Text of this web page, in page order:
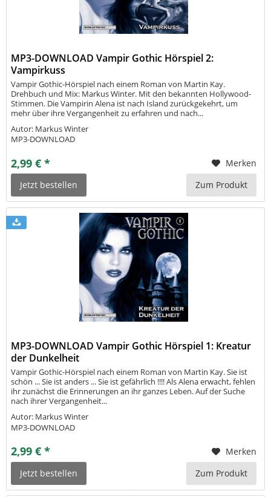
MP3-DOWNLOAD Vampir Gothic Hörspiel 2:
Vampirkuss
Vampir Gothic-Hörspiel nach einem Roman von Martin Kay.
Drehbuch und Mix: Markus Winter. Mit den bekannten Hollywood-
Stimmen. Die Vampirin Alena ist nach Island zurückgekehrt, um
mehr über ihre Vergangenheit zu erfahren und nach...
Autor: Markus Winter
MP3-DOWNLOAD
2,99 € *
Merken
Jetzt bestellen
Zum Produkt
MP3-DOWNLOAD Vampir Gothic Hörspiel 1: Kreatur
der Dunkelheit
Vampir Gothic-Hörspiel nach einem Roman von Martin Kay. Sie ist
schön ... Sie ist anders ... Sie ist gefährlich !!!! Als Alena erwacht, fehlen
ihr zunächst die Erinnerungen an ihr ganzes Leben. Auf der Suche
nach ihrer Vergangenheit...
Autor: Markus Winter
MP3-DOWNLOAD
2,99 € *
Merken
Jetzt bestellen
Zum Produkt